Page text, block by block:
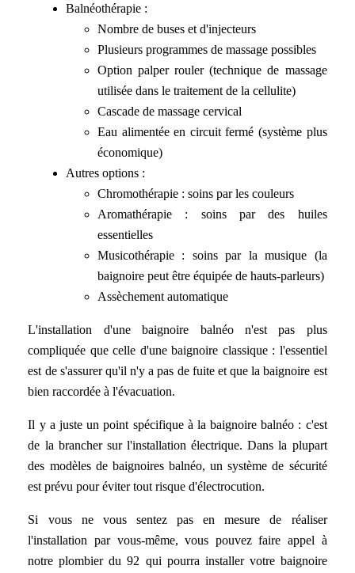
Balnéothérapie :
Nombre de buses et d'injecteurs
Plusieurs programmes de massage possibles
Option palper rouler (technique de massage
utilisée dans le traitement de la cellulite)
Cascade de massage cervical
Eau alimentée en circuit fermé (système plus
économique)
Autres options :
Chromothérapie : soins par les couleurs
Aromathérapie : soins par des huiles
essentielles
Musicothérapie : soins par la musique (la
baignoire peut être équipée de hauts-parleurs)
Assèchement automatique
L'installation d'une baignoire balnéo n'est pas plus
compliquée que celle d'une baignoire classique : l'essentiel
est de s'assurer qu'il n'y a pas de fuite et que la baignoire est
bien raccordée à l'évacuation.
Il y a juste un point spécifique à la baignoire balnéo : c'est
de la brancher sur l'installation électrique. Dans la plupart
des modèles de baignoires balnéo, un système de sécurité
est prévu pour éviter tout risque d'électrocution.
Si vous ne vous sentez pas en mesure de réaliser
l'installation par vous-même, vous pouvez faire appel à
notre plombier du 92 qui pourra installer votre baignoire